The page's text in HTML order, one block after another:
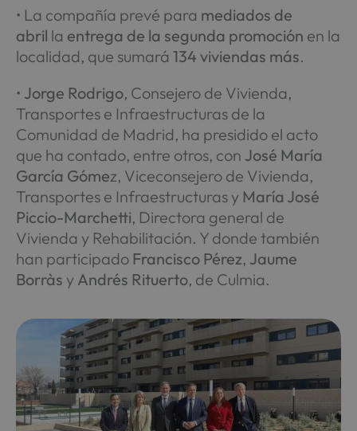
• La compañía prevé para mediados de
abril la entrega de la segunda promoción en la
localidad, que sumará 134 viviendas más.
• Jorge Rodrigo, Consejero de Vivienda,
Transportes e Infraestructuras de la
Comunidad de Madrid, ha presidido el acto
que ha contado, entre otros, con José María
García Gómez, Viceconsejero de Vivienda,
Transportes e Infraestructuras y María José
Piccio-Marchetti, Directora general de
Vivienda y Rehabilitación. Y donde también
han participado Francisco Pérez, Jaume
Borràs y Andrés Rituerto, de Culmia.